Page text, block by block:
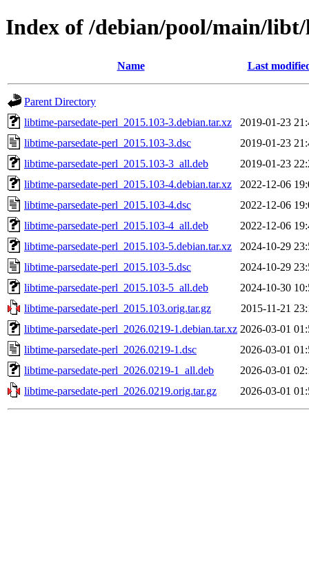
Index of /debian/pool/main/
Name Last
Parent Directory
libtime-parsedate-perl_2015.103-3.debian.tar.xz
2019-01-23
libtime-parsedate-perl_2015.103-3.dsc
2019-01-23
libtime-parsedate-perl_2015.103-3_all.deb
2019-01-23
libtime-parsedate-perl_2015.103-4.debian.tar.xz
2022-12-06
libtime-parsedate-perl_2015.103-4.dsc
2022-12-06
libtime-parsedate-perl_2015.103-4_all.deb
2022-12-06
libtime-parsedate-perl_2015.103-5.debian.tar.xz
2024-10-29
libtime-parsedate-perl_2015.103-5.dsc
2024-10-29
libtime-parsedate-perl_2015.103-5_all.deb
2024-10-30
libtime-parsedate-perl_2015.103.orig.tar.gz
2015-11-21
libtime-parsedate-perl_2026.0219-1.debian.tar.xz 2026-03-01
libtime-parsedate-perl_2026.0219-1.dsc
2026-03-01
libtime-parsedate-perl_2026.0219-1_all.deb
2026-03-01
libtime-parsedate-perl_2026.0219.orig.tar.gz
2026-03-01